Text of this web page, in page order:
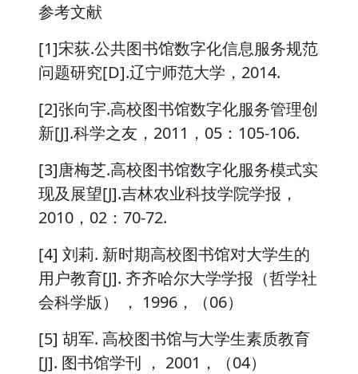
参考文献
[1]宋荻.公共图书馆数字化信息服务规范
问题研究[D].辽宁师范大学，2014.
[2]张向宇.高校图书馆数字化服务管理创
新[J].科学之友，2011，05：105-106.
[3]唐梅芝.高校图书馆数字化服务模式实
现及展望[J].吉林农业科技学院学报，
2010，02：70-72.
[4] 刘莉. 新时期高校图书馆对大学生的
用户教育[J]. 齐齐哈尔大学学报（哲学社
会科学版） ， 1996，（06）
[5] 胡军. 高校图书馆与大学生素质教育
[J]. 图书馆学刊 ， 2001，（04）